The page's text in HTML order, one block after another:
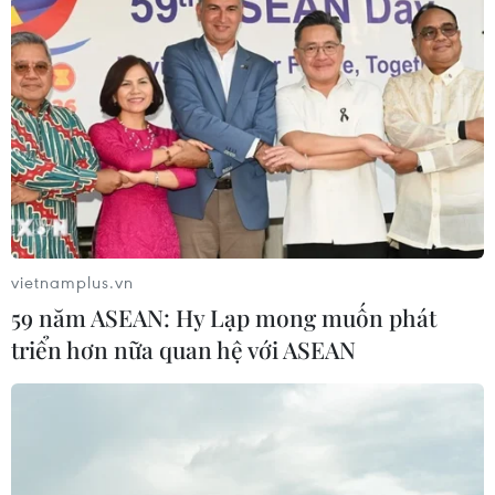
vietnamplus.vn
59 năm ASEAN: Hy Lạp mong muốn phát
triển hơn nữa quan hệ với ASEAN